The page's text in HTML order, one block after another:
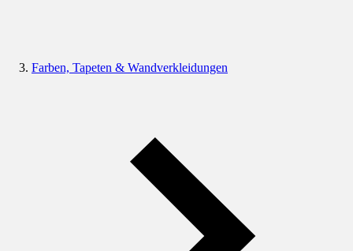
Farben, Tapeten & Wandverkleidungen